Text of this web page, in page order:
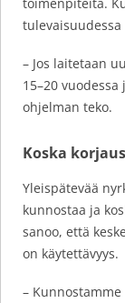
– Jos laitetaan
15–20
ohjelman teko.
Koska
Yleispätevää
kunnostaa ja
sanoo, että
on käytettävyys.
–